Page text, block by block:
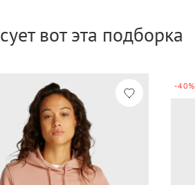
вот эта подборка
-40%